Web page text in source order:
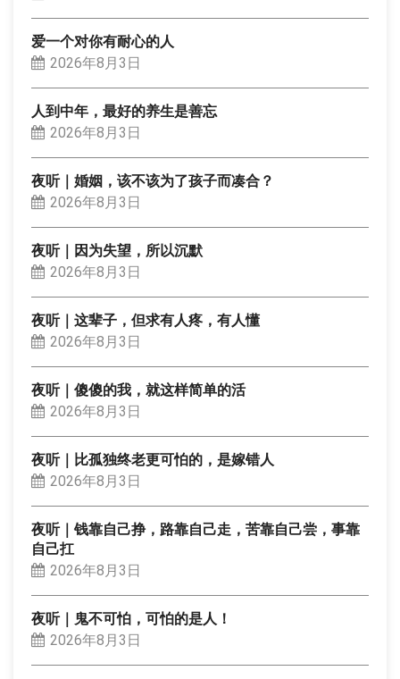
爱一个对你有耐心的人
2026年8月3日
人到中年，最好的养生是善忘
2026年8月3日
夜听｜婚姻，该不该为了孩子而凑合？
2026年8月3日
夜听｜因为失望，所以沉默
2026年8月3日
夜听｜这辈子，但求有人疼，有人懂
2026年8月3日
夜听｜傻傻的我，就这样简单的活
2026年8月3日
夜听｜比孤独终老更可怕的，是嫁错人
2026年8月3日
夜听｜钱靠自己挣，路靠自己走，苦靠自己尝，事靠
自己扛
2026年8月3日
夜听｜鬼不可怕，可怕的是人！
2026年8月3日